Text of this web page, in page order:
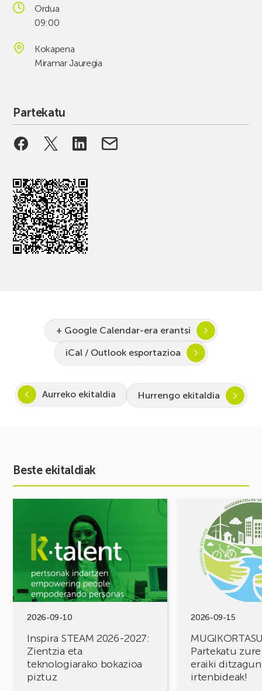
Ordua
09:00
Kokapena
Miramar Jauregia
Partekatu
+ Google Calendar-era erantsi
iCal / Outlook esportazioa
Aurreko ekitaldia Hurrengo ekitaldia
Beste ekitaldiak
2026-09-10
Inspira STEAM 2026-2027:
Zientzia eta
teknologiarako bokazioa
piztuz
STEAM
Zientzia
eta
teknologiarako
bokazioa
2026-09-15
Partekatu
eraiki ditzagun
irtenbideak!
MUGIKORTASUN
FOROA
Partekatu
erronkak,
irtenbideak!